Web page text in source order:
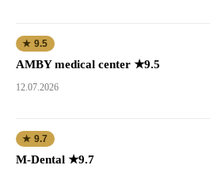
★ 9.5
AMBY medical center ★9.5
12.07.2026
★ 9.7
M-Dental ★9.7